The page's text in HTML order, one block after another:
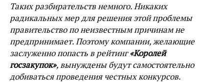
Таких разбирательств немного. Никаких
радикальных мер для решения этой проблемы
правительство по неизвестным причинам не
предпринимает. Поэтому компании, желающие
заслуженно попасть в рейтинг«Королей
госзакупок», вынуждены будут самостоятельно
добиваться проведения честных конкурсов.